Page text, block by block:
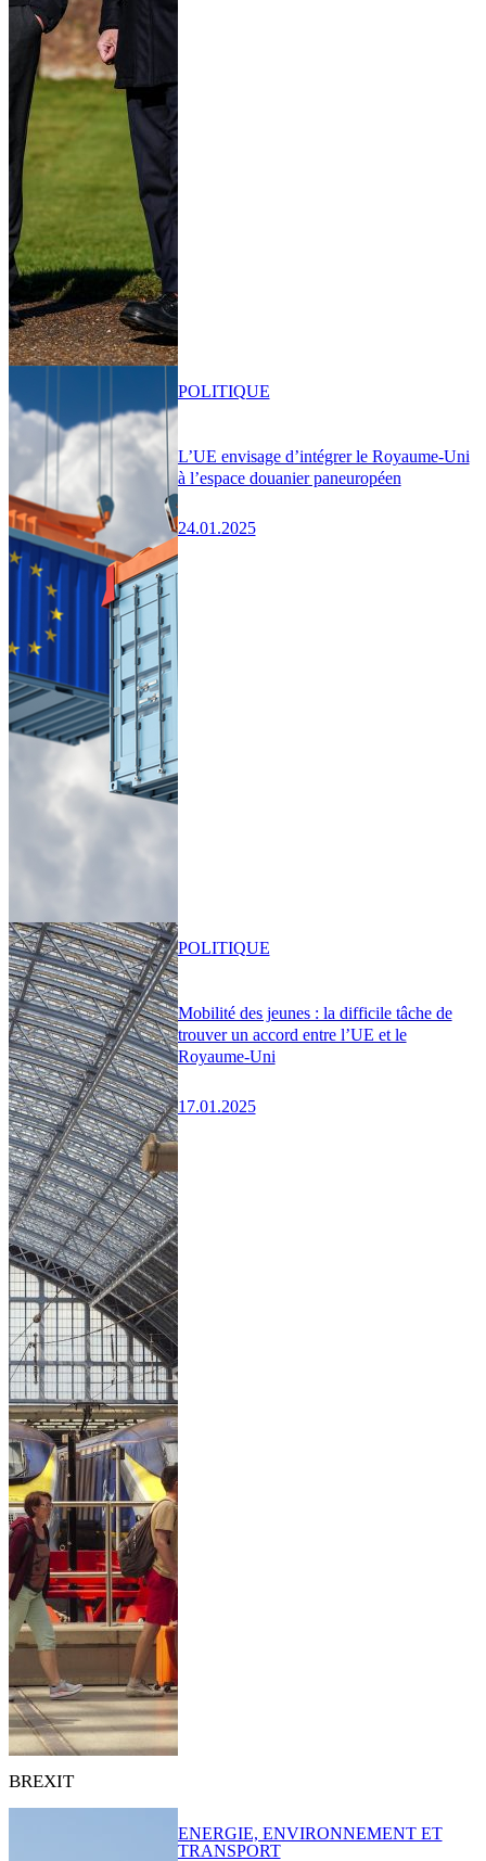
L’UE envisage d’intégrer le Royaume-Uni
à l’espace douanier paneuropéen
24.01.2025
POLITIQUE
Mobilité des jeunes : la difficile tâche de
trouver un accord entre l’UE et le
Royaume-Uni
17.01.2025
POLITIQUE
BREXIT
ENERGIE, ENVIRONNEMENT ET
TRANSPORT